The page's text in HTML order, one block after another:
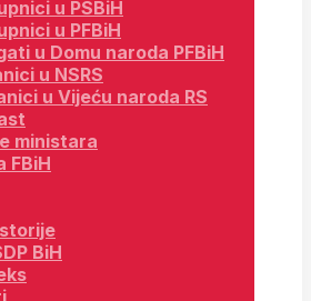
u PSBiH
u PFBiH
u Domu naroda PFBiH
u NSRS
u Vijeću naroda RS
ministara
FBiH
BiH